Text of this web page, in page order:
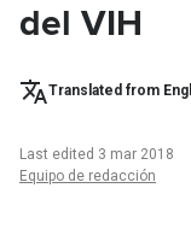
del VIH
Translated from
Last edited 3 mar 2018
Equipo de redacción